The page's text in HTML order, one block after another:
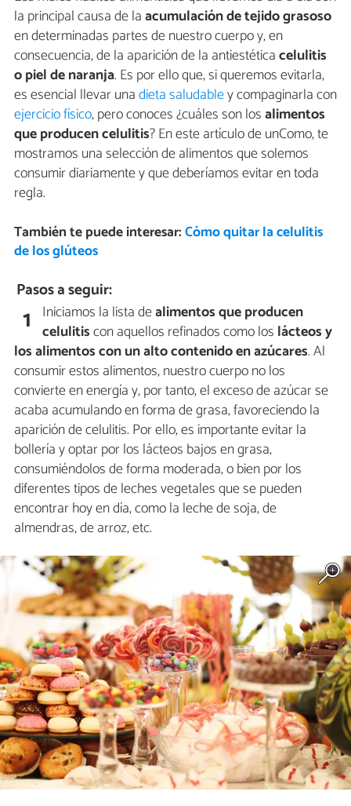
la principal causa de laacumulación de tejido grasoso
en determinadas partes de nuestro cuerpo y, en
consecuencia, de la aparición de la antiestéticacelulitis
o piel de naranja. Es por ello que, si queremos evitarla,
es esencial llevar unadieta saludabley compaginarla con
ejercicio físico, pero conoces ¿cuáles son losalimentos
que producen celulitis? En este artículo de unComo, te
mostramos una selección de alimentos que solemos
consumir diariamente y que deberíamos evitar en toda
regla.
También te puede interesar:Cómo quitar la celulitis
de los glúteos
Pasos a seguir:
1 Iniciamos la lista dealimentos que producen
celulitiscon aquellos refinados como los lácteos y
los alimentos con un alto contenido en azúcares. Al
consumir estos alimentos, nuestro cuerpo no los
convierte en energía y, por tanto, el exceso de azúcar se
acaba acumulando en forma de grasa, favoreciendo la
aparición de celulitis. Por ello, es importante evitar la
bollería y optar por los lácteos bajos en grasa,
consumiéndolos de forma moderada, o bien por los
diferentes tipos de leches vegetales que se pueden
encontrar hoy en día, como la leche de soja, de
almendras, de arroz, etc.